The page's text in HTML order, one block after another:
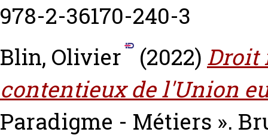
978-2-36170-240-3
Blin, Olivier
(2022) Droit
contentieux de l'Union
Paradigme - Métiers ».